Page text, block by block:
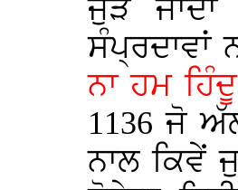
ਜੁੜ
ਸੰਪ੍ਰਦਾਵਾਂ
ਨਾ ਹਮ
1136 ਜੋ
ਨਾਲ ਕਿਵੇਂ